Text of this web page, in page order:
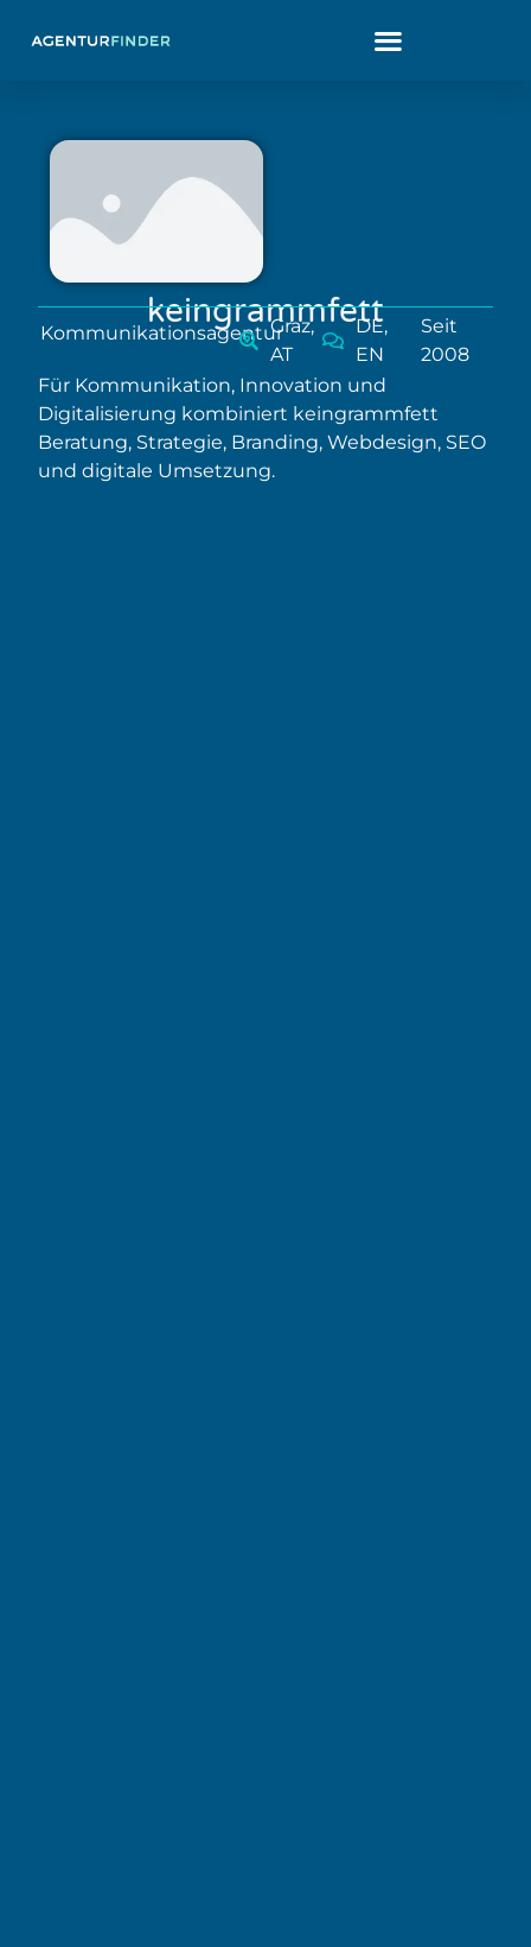
keingrammfett
KommunikationsagenturGraz,
AT
DE,
EN
Seit
2008
Für Kommunikation, Innovation und
Digitalisierung kombiniert keingrammfett
Beratung, Strategie, Branding, Webdesign, SEO
und digitale Umsetzung.